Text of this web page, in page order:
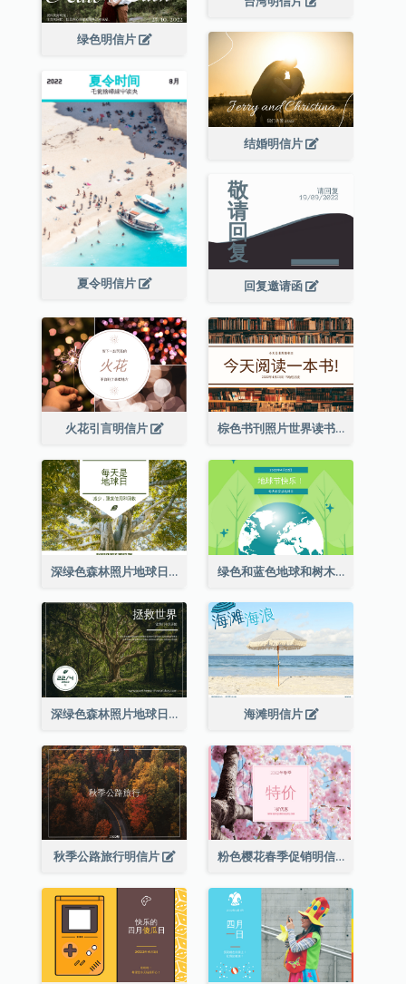
绿色明信片
结婚明信片
夏令明信片 回复邀请函
火花引言明信片 棕色书刊照片世界读书日明信片
深绿色森林照片地球日明信片 绿色和蓝色地球和树木插图地球日明信片
深绿色森林照片地球日明信片 海滩明信片
秋季公路旅行明信片 粉色樱花春季促销明信片